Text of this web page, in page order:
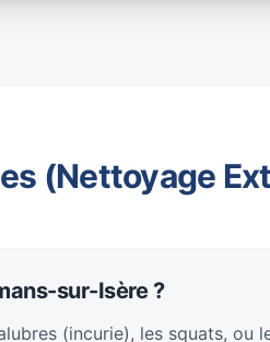
(Nettoyage
sur-Isère ?
(incurie), les squats, ou